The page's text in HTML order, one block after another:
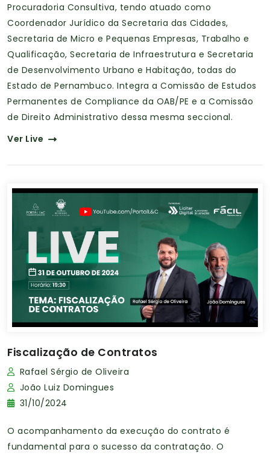
Procuradoria Consultiva, tendo atuado como
Coordenador Jurídico da Secretaria das Cidades,
Secretaria de Micro e Pequenas Empresas, Trabalho e
Qualificação, Secretaria de Infraestrutura e Secretaria
de Desenvolvimento Urbano e Habitação, todas do
Estado de Pernambuco. Integra a Comissão de Estudos
Permanentes de Compliance da OAB/PE e a Comissão
de Direito Administrativo dessa mesma seccional.
Ver Live
Fiscalização de Contratos
Rafael Sérgio de Oliveira
João Luiz Domingues
31/10/2024
O acompanhamento da execução do contrato é
fundamental para o sucesso da contratação. O